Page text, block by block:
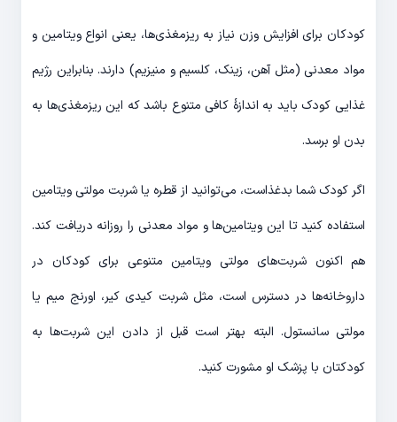
کودکان برای افزایش وزن نیاز به ریزمغذی‌ها، یعنی انواع ویتامین و
مواد معدنی (مثل آهن، زینک، کلسیم و منیزیم) دارند. بنابراین رژیم
غذایی کودک باید به اندازۀ کافی متنوع باشد که این ریزمغذی‌ها به
بدن او برسد.
اگر ‌کودک شما بدغذاست، می‌توانید از قطره یا شربت مولتی ویتامین
استفاده کنید تا این ویتامین‌ها و مواد معدنی را روزانه دریافت کند.
هم اکنون شربت‌های مولتی ویتامین متنوعی برای کودکان در
داروخانه‌ها در دسترس است، مثل شربت کیدی کیر، اورنج میم یا
مولتی سانستول. البته بهتر است قبل از دادن این شربت‌ها به
کودکتان با پزشک او مشورت کنید.